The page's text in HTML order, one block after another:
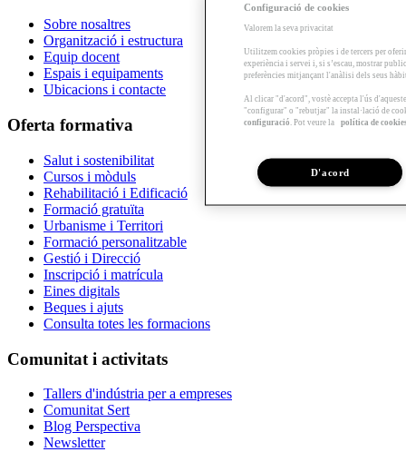
Sobre nosaltres
Organització i estructura
Equip docent
Espais i equipaments
Ubicacions i contacte
Oferta formativa
Salut i sostenibilitat
Cursos i mòduls
Rehabilitació i Edificació
Formació gratuïta
Urbanisme i Territori
Formació personalitzable
Gestió i Direcció
Inscripció i matrícula
Eines digitals
Beques i ajuts
Consulta totes les formacions
Comunitat i activitats
Tallers d'indústria per a empreses
Comunitat Sert
Blog Perspectiva
Newsletter
Configuració de cookies
Valorem la seva privacitat
Utilitzem cookies pròpies i de tercers per
experiència i servei i, si s’escau, mostrar
preferències mitjançant l'anàlisi dels seus
Al clicar "d'acord", vostè accepta l'ús
"configurar" o "rebutjar" la instal·lació de
configuració . Pot veure la política de
D'acord